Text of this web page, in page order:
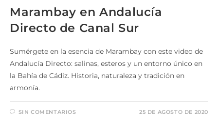
Marambay en Andalucía
Directo de Canal Sur
Sumérgete en la esencia de Marambay con este video de
Andalucía Directo: salinas, esteros y un entorno único en
la Bahía de Cádiz. Historia, naturaleza y tradición en
armonía.
SIN COMENTARIOS 25 DE AGOSTO DE 2020